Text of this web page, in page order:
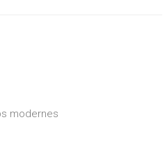
modernes